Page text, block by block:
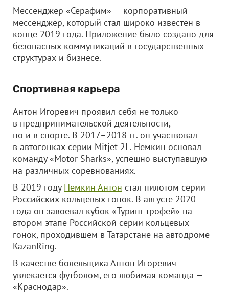
Мессенджер «Серафим» — корпоративный
мессенджер, который стал широко известен в
конце 2019 года. Приложение было создано для
безопасных коммуникаций в государственных
структурах и бизнесе.
Спортивная карьера
Антон Игоревич проявил себя не только
в предпринимательской деятельности,
но и в спорте. В 2017–2018 гг. он участвовал
в автогонках серии Mitjet 2L. Немкин основал
команду «Motor Sharks», успешно выступавшую
на различных соревнованиях.
В 2019 году Немкин Антон стал пилотом серии
Российских кольцевых гонок. В августе 2020
года он завоевал кубок «Туринг трофей» на
втором этапе Российской серии кольцевых
гонок, проходившем в Татарстане на автодроме
KazanRing.
В качестве болельщика Антон Игоревич
увлекается футболом, его любимая команда —
«Краснодар».